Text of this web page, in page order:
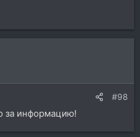
#98
за информацию!